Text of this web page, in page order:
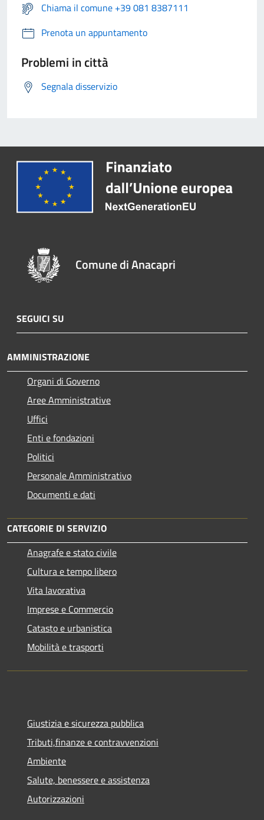
Chiama il comune +39 081 8387111
Prenota un appuntamento
Problemi in città
Segnala disservizio
Comune di Anacapri
SEGUICI SU
AMMINISTRAZIONE
Organi di Governo
Aree Amministrative
Uffici
Enti e fondazioni
Politici
Personale Amministrativo
Documenti e dati
CATEGORIE DI SERVIZIO
Anagrafe e stato civile
Cultura e tempo libero
Vita lavorativa
Imprese e Commercio
Catasto e urbanistica
Mobilità e trasporti
Giustizia e sicurezza pubblica
Tributi,finanze e contravvenzioni
Ambiente
Salute, benessere e assistenza
Autorizzazioni